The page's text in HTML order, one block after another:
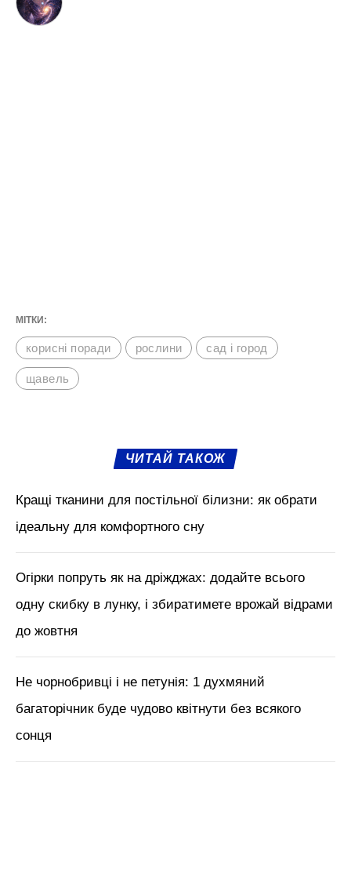
МІТКИ:
корисні поради рослини сад і город
щавель
ЧИТАЙ ТАКОЖ
Кращі тканини для постільної білизни: як обрати
ідеальну для комфортного сну
Огірки попруть як на дріжджах: додайте всього
одну скибку в лунку, і збиратимете врожай відрами
до жовтня
Не чорнобривці і не петунія: 1 духмяний
багаторічник буде чудово квітнути без всякого
сонця